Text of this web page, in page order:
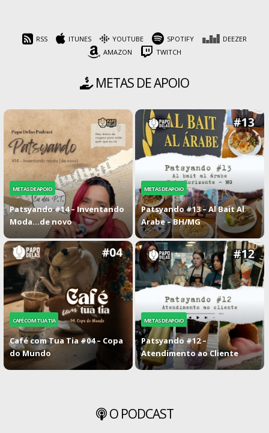
RSS ITUNES YOUTUBE SPOTIFY
DEEZER
AMAZON
TWITCH
METAS DE APOIO
METAS DE APOIO
Patsyando #14 – Inventando
Moda…de novo
METAS DE APOIO
Patsyando #13 – Al Bait Al
Arabe – BH/MG
CAFÉ COM TUA TIA
Café com Tua Tia #04 – Copa
do Mundo
METAS DE APOIO
Patsyando #12 –
Atendimento ao Cliente
O PODCAST